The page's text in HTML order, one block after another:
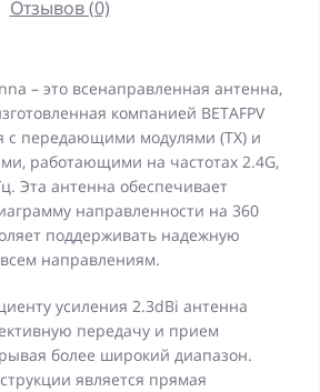
Отзывов (0)
– это всенаправленная антенна,
компанией BETAFPV
с передающими модулями (TX) и
работающими на частотах 2.4G,
Эта антенна обеспечивает
направленности на 360
поддерживать надежную
направлениям.
усиления 2.3dBi антенна
передачу и прием
более широкий диапазон.
является прямая